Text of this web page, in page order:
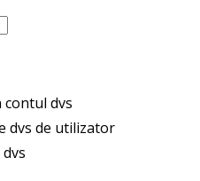
contul dvs
dvs de utilizator